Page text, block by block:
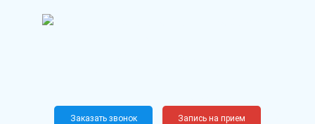
Новослободская, 62, к12
Заказать звонок Запись на прием